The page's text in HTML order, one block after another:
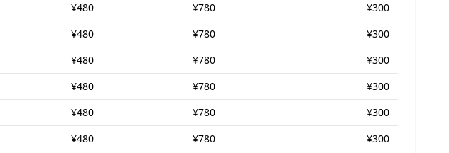
¥480 ¥780
¥300
¥480 ¥780
¥300
¥480 ¥780
¥300
¥480 ¥780
¥300
¥480 ¥780
¥300
¥480 ¥780
¥300